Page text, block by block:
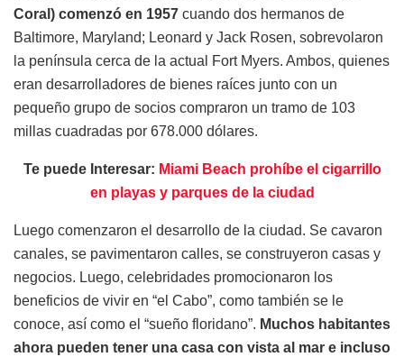
Coral) comenzó en 1957 cuando dos hermanos de
Baltimore, Maryland; Leonard y Jack Rosen, sobrevolaron
la península cerca de la actual Fort Myers. Ambos, quienes
eran desarrolladores de bienes raíces junto con un
pequeño grupo de socios compraron un tramo de 103
millas cuadradas por 678.000 dólares.
Te puede Interesar: Miami Beach prohíbe el cigarrillo
en playas y parques de la ciudad
Luego comenzaron el desarrollo de la ciudad. Se cavaron
canales, se pavimentaron calles, se construyeron casas y
negocios. Luego, celebridades promocionaron los
beneficios de vivir en “el Cabo”, como también se le
conoce, así como el “sueño floridano”. Muchos habitantes
ahora pueden tener una casa con vista al mar e incluso